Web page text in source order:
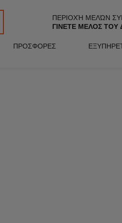
ΠΕΡΙΟΧΉ ΜΕΛΏΝ
ΓΙΝΕΤΕ ΜΕΛΟΣ ΤΟΥ
ΠΡΟΣΦΟΡΕΣ